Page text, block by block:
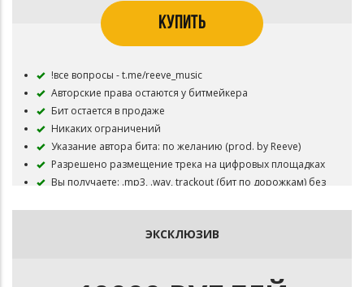
КУПИТЬ
!все вопросы - t.me/reeve_music
Авторские права остаются у битмейкера
Бит остается в продаже
Никаких ограничений
Указание автора бита: по желанию (prod. by Reeve)
Разрешено размещение трека на цифровых площадках
Вы получаете: .mp3, .wav, trackout (бит по дорожкам) без
ЭКСКЛЮЗИВ